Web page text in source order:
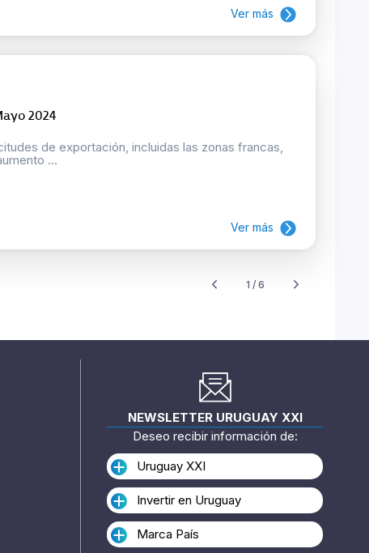
Ver más
2024
de exportación, incluidas las zonas francas,
...
Ver más
1 / 6
NEWSLETTER URUGUAY XXI
Deseo recibir información de:
Uruguay XXI
Invertir en Uruguay
Marca País